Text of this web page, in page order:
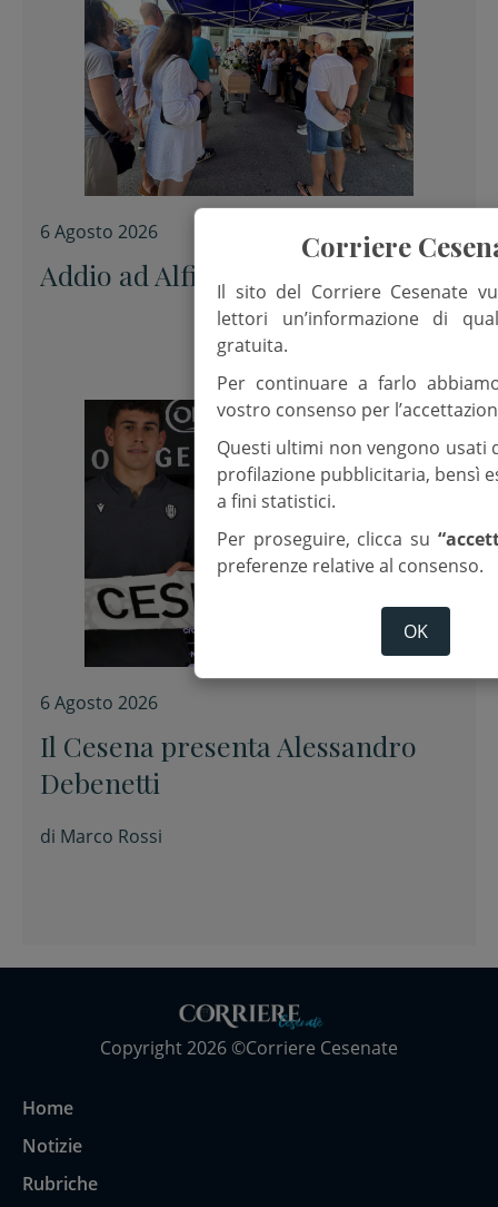
6 Agosto 2026
Addio ad Alfiero “uno di noi”
6 Agosto 2026
Il Cesena presenta Alessandro
Debenetti
di Marco Rossi
Copyright 2026 ©Corriere Cesenate
Home
Notizie
Rubriche
Corriere
Il sito del Corriere Cesenate
lettori un’informazione di
gratuita.
Per continuare a farlo
vostro consenso per
Questi ultimi non vengono usati
profilazione pubblicitaria, bensì
a fini statistici.
Per proseguire, clicca su
preferenze relative al consenso.
OK